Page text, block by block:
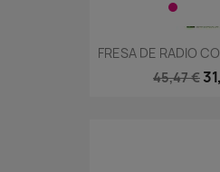
FRESA DE RADIO
45,47 €